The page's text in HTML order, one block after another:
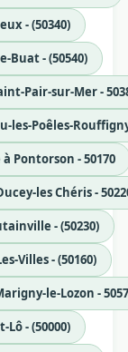
- (50340)
- (50540)
Pair-sur-Mer -
Poêles-Rouffigny
- 50170
les Chéris -
- (50230)
Villes - (50160)
le-Lozon -
- (50000)